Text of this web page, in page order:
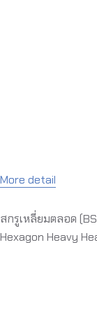
More detail
สกรูเหลี่ยมตลอด
Hexagon Heavy